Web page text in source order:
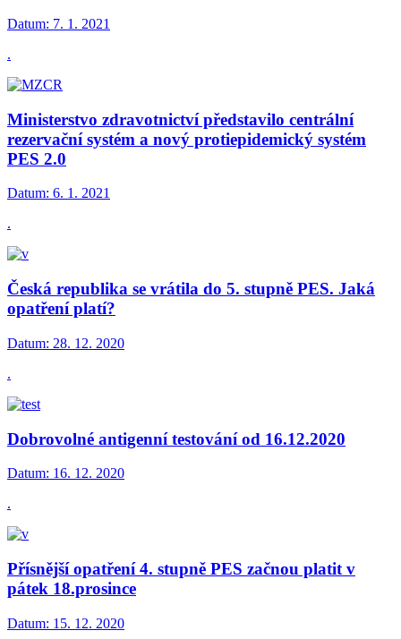
Datum: 7. 1. 2021
.
Ministerstvo zdravotnictví představilo centrální
rezervační systém a nový protiepidemický systém
PES 2.0
Datum: 6. 1. 2021
.
Česká republika se vrátila do 5. stupně PES. Jaká
opatření platí?
Datum: 28. 12. 2020
.
Dobrovolné antigenní testování od 16.12.2020
Datum: 16. 12. 2020
.
Přísnější opatření 4. stupně PES začnou platit v
pátek 18.prosince
Datum: 15. 12. 2020